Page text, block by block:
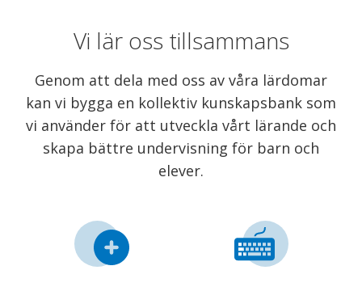
Vi lär oss tillsammans
Genom att dela med oss av våra lärdomar
kan vi bygga en kollektiv kunskapsbank som
vi använder för att utveckla vårt lärande och
skapa bättre undervisning för barn och
elever.